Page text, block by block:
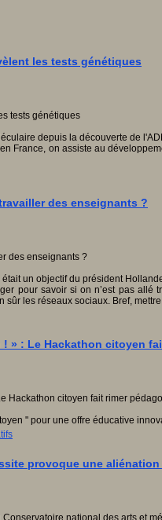
les tests génétiques
depuis la découverte de
France, on assiste au
des enseignants ?
un objectif du président
pour savoir si on n’est pas
sûr les réseaux sociaux. Bref,
! » : Le Hackathon citoyen
" pour une offre éducative
provoque une